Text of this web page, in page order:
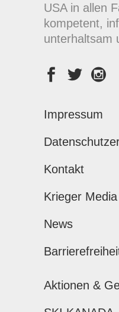
USA in allen
kompetent,
unterhaltsam
Impressum
Kontakt
Krieger Media
News
Aktionen &